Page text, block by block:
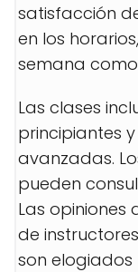
satisfacción
en los
semana
Las clases
principiantes
avanzadas.
pueden
Las
de
son